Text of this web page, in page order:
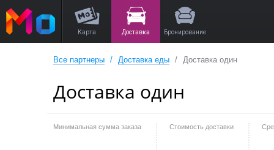
Карта Доставка Бронирование
Все партнеры Доставка еды Доставка один
Доставка один
Минимальная сумма заказа Стоимость доставки